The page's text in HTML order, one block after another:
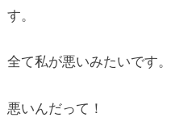
す。
全て私が悪いみたいです。
悪いんだって！